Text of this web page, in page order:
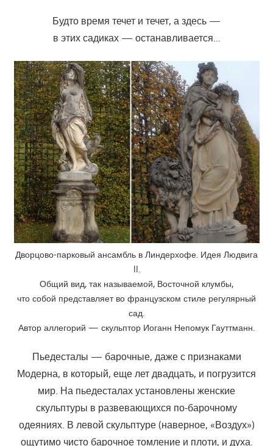
Будто время течет и течет, а здесь —
в этих садиках — останавливается…
Дворцово-парковый ансамбль в Линдерхофе. Идея Людвига
II.
Общий вид, так называемой, Восточной клумбы,
что собой представляет во французском стиле регулярный
сад.
Автор аллегорий — скульптор Иоганн Непомук Гауттманн.
Пьедесталы — барочные, даже с признаками
Модерна, в который, еще лет двадцать, и погрузится
мир. На пьедесталах установлены женские
скульптуры в развевающихся по-барочному
одеяниях. В левой скульптуре (наверное, «Воздух»)
ощутимо чисто барочное томление и плоти, и духа.